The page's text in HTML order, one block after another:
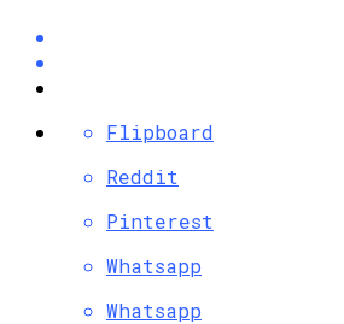
Flipboard
Reddit
Pinterest
Whatsapp
Whatsapp